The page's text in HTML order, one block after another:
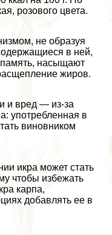
розового цвета.
не образуя
в ней,
память, насыщают
жиров.
и вред — из-за
употрeбленная в
виновником
икра может стать
чтобы избежать
карпа,
добавлять ее в